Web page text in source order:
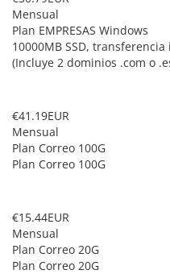
Mensual
Plan EMPRESAS Windows
10000MB SSD,
(Incluye 2 dominios .com o
€41.19EUR
Mensual
Plan Correo 100G
Plan Correo 100G
€15.44EUR
Mensual
Plan Correo 20G
Plan Correo 20G